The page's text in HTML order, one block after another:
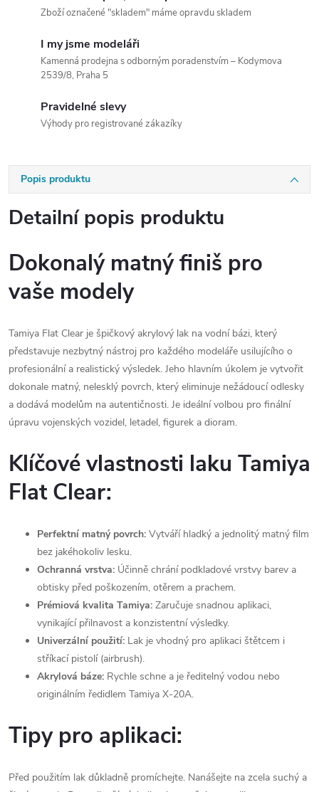
Zboží označené "skladem" máme opravdu skladem
I my jsme modeláři
Kamenná prodejna s odborným poradenstvím – Kodymova
2539/8, Praha 5
Pravidelné slevy
Výhody pro registrované zákazíky
Popis produktu
Detailní popis produktu
Dokonalý matný finiš pro
vaše modely
Tamiya Flat Clear je špičkový akrylový lak na vodní bázi, který
představuje nezbytný nástroj pro každého modeláře usilujícího o
profesionální a realistický výsledek. Jeho hlavním úkolem je vytvořit
dokonale matný, nelesklý povrch, který eliminuje nežádoucí odlesky
a dodává modelům na autentičnosti. Je ideální volbou pro finální
úpravu vojenských vozidel, letadel, figurek a dioram.
Klíčové vlastnosti laku Tamiya
Flat Clear:
Perfektní matný povrch: Vytváří hladký a jednolitý matný film
bez jakéhokoliv lesku.
Ochranná vrstva: Účinně chrání podkladové vrstvy barev a
obtisky před poškozením, otěrem a prachem.
Prémiová kvalita Tamiya: Zaručuje snadnou aplikaci,
vynikající přilnavost a konzistentní výsledky.
Univerzální použití: Lak je vhodný pro aplikaci štětcem i
stříkací pistolí (airbrush).
Akrylová báze: Rychle schne a je ředitelný vodou nebo
originálním ředidlem Tamiya X-20A.
Tipy pro aplikaci:
Před použitím lak důkladně promíchejte. Nanášejte na zcela suchý a